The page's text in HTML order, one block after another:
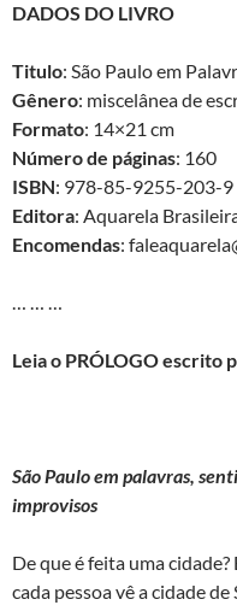
DADOS DO LIVRO
Titulo: São Paulo em
Gênero: miscelânea de
Formato: 14×21 cm
Número de páginas: 160
ISBN: 978-85-9255-203-9
Editora: Aquarela
Encomendas:
… … …
Leia o PRÓLOGO escrito
São Paulo em palavras,
improvisos
De que é feita uma
cada pessoa vê a cidade